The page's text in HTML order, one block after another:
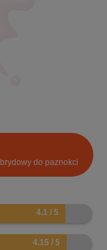
do paznokci